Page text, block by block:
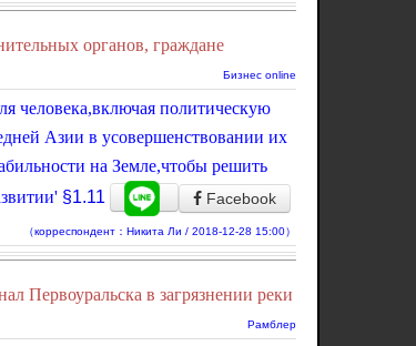
органов, граждане
Бизнес online
человека,включая политическую
Азии в усовершенствовании их
на Земле,чтобы решить
§1.11
Facebook
（корреспондент：Никита Ли / 2018-12-28 15:00）
Первоуральска в загрязнении реки
Рамблер